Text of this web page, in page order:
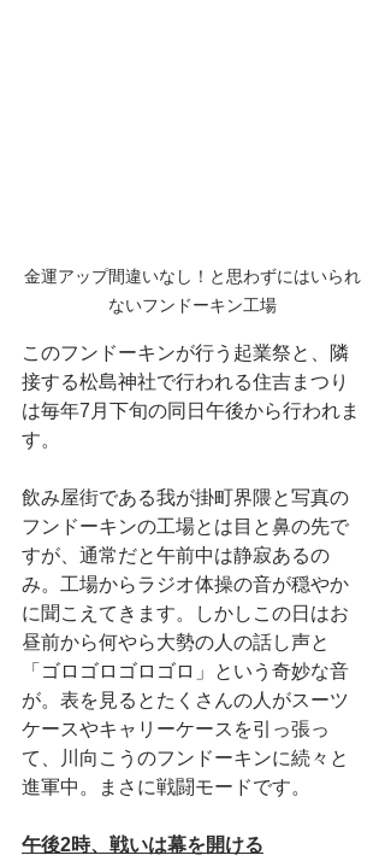
金運アップ間違いなし！と思わずにはいられ
ないフンドーキン工場
このフンドーキンが行う起業祭と、隣
接する松島神社で行われる住吉まつり
は毎年7月下旬の同日午後から行われま
す。
飲み屋街である我が掛町界隈と写真の
フンドーキンの工場とは目と鼻の先で
すが、通常だと午前中は静寂あるの
み。工場からラジオ体操の音が穏やか
に聞こえてきます。しかしこの日はお
昼前から何やら大勢の人の話し声と
「ゴロゴロゴロゴロ」という奇妙な音
が。表を見るとたくさんの人がスーツ
ケースやキャリーケースを引っ張っ
て、川向こうのフンドーキンに続々と
進軍中。まさに戦闘モードです。
午後2時、戦いは幕を開ける